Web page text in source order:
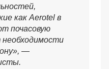
как Aerotel в
почасовую
—